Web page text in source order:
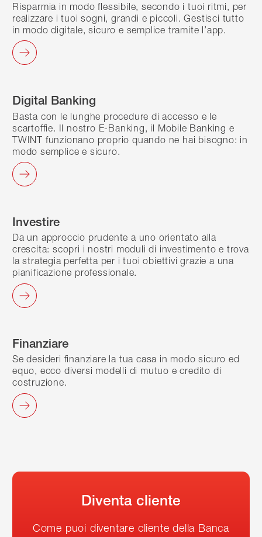
Risparmia in modo flessibile, secondo i tuoi ritmi, per
realizzare i tuoi sogni, grandi e piccoli. Gestisci tutto
in modo digitale, sicuro e semplice tramite l’app.
Digital Banking
Basta con le lunghe procedure di accesso e le
scartoffie. Il nostro E-Banking, il Mobile Banking e
TWINT funzionano proprio quando ne hai bisogno: in
modo semplice e sicuro.
Investire
Da un approccio prudente a uno orientato alla
crescita: scopri i nostri moduli di investimento e trova
la strategia perfetta per i tuoi obiettivi grazie a una
pianificazione professionale.
Finanziare
Se desideri finanziare la tua casa in modo sicuro ed
equo, ecco diversi modelli di mutuo e credito di
costruzione.
Diventa cliente
Come puoi diventare cliente della Banca